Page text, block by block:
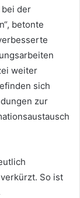
bei der
betonte
weiter
sich
zur
So ist